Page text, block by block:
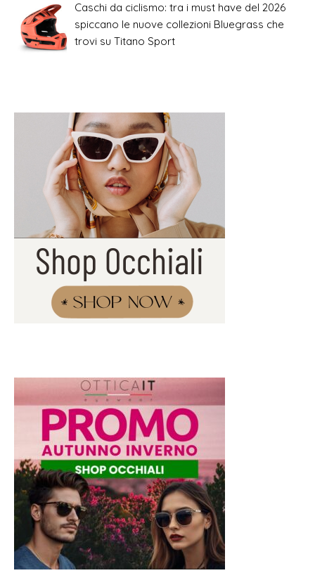
Caschi da ciclismo: tra i must have del 2026
spiccano le nuove collezioni Bluegrass che
trovi su Titano Sport